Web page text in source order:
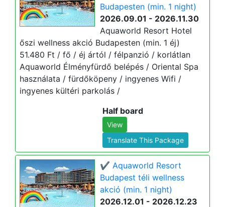
Budapesten (min. 1 night)
2026.09.01 - 2026.11.30
Aquaworld Resort Hotel
őszi wellness akció Budapesten (min. 1 éj)
51.480 Ft / fő / éj ártól / félpanzió / korlátlan
Aquaworld Élményfürdő belépés / Oriental Spa
használata / fürdőköpeny / ingyenes Wifi /
ingyenes kültéri parkolás /
Half board
View
Translate This Package
✔️ Aquaworld Resort
Budapest téli wellness
akció (min. 1 night)
2026.12.01 - 2026.12.23